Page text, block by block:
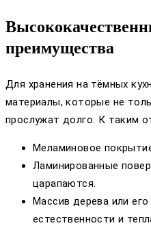
преимущества
Для хранения на тёмных
материалы, которые не
прослужат долго. К таким
Меламиновое
Ламинированные
царапаются.
Массив дерева или
естественности и